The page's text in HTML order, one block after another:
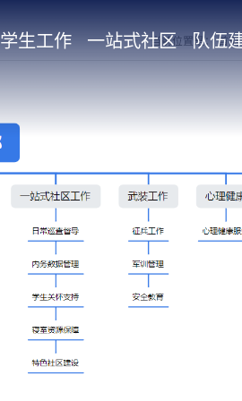
学生工作 一站式社区 队伍
当前位置是：首页